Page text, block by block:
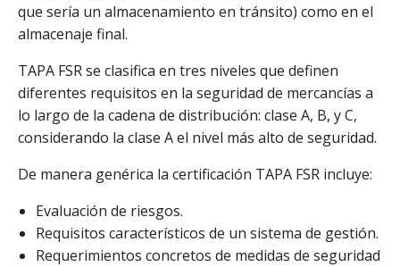
que sería un almacenamiento en tránsito) como en el
almacenaje final.
TAPA FSR se clasifica en tres niveles que definen
diferentes requisitos en la seguridad de mercancías a
lo largo de la cadena de distribución: clase A, B, y C,
considerando la clase A el nivel más alto de seguridad.
De manera genérica la certificación TAPA FSR incluye:
Evaluación de riesgos.
Requisitos característicos de un sistema de gestión.
Requerimientos concretos de medidas de seguridad